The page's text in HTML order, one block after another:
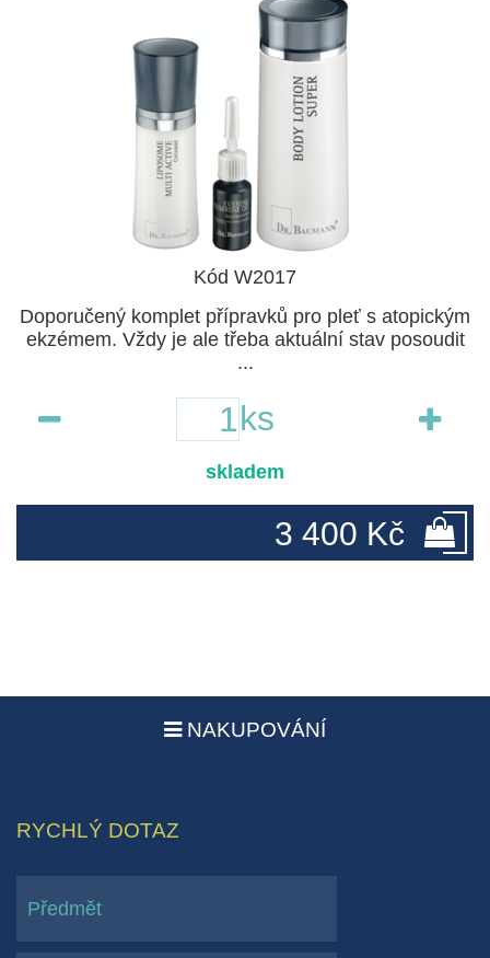
Kód W2017
Doporučený komplet přípravků pro pleť s atopickým
ekzémem. Vždy je ale třeba aktuální stav posoudit
...
ks
skladem
3 400 Kč
NAKUPOVÁNÍ
RYCHLÝ DOTAZ